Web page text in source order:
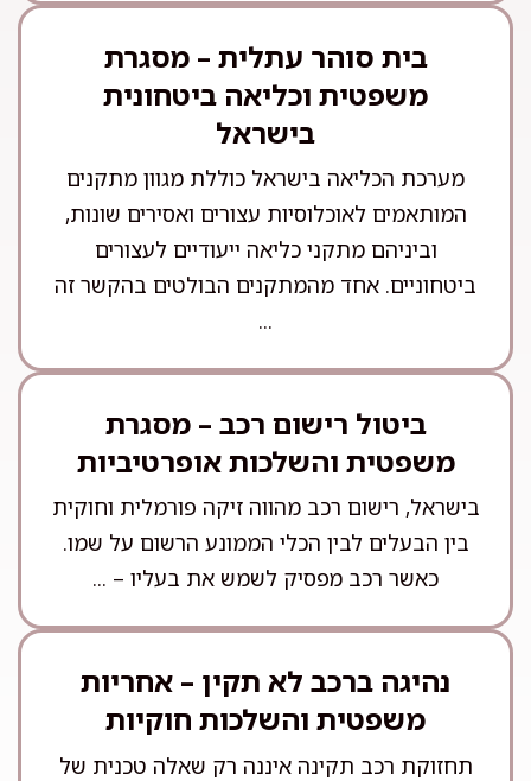
בית סוהר עתלית – מסגרת
משפטית וכליאה ביטחונית
בישראל
מערכת הכליאה בישראל כוללת מגוון מתקנים
המותאמים לאוכלוסיות עצורים ואסירים שונות,
וביניהם מתקני כליאה ייעודיים לעצורים
ביטחוניים. אחד מהמתקנים הבולטים בהקשר זה
...
ביטול רישום רכב – מסגרת
משפטית והשלכות אופרטיביות
בישראל, רישום רכב מהווה זיקה פורמלית וחוקית
בין הבעלים לבין הכלי הממונע הרשום על שמו.
כאשר רכב מפסיק לשמש את בעליו – ...
נהיגה ברכב לא תקין – אחריות
משפטית והשלכות חוקיות
תחזוקת רכב תקינה איננה רק שאלה טכנית של